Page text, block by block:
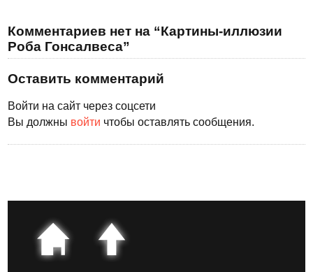
Комментариев нет на “Картины-иллюзии
Роба Гонсалвеса”
Оставить комментарий
Войти на сайт через соцсети
Вы должны войти чтобы оставлять сообщения.